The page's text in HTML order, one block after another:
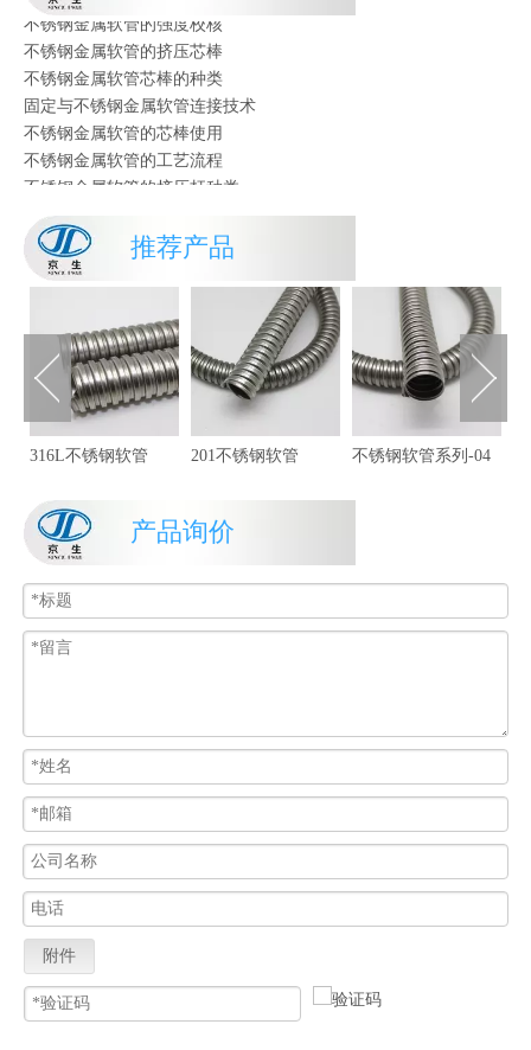
不锈钢金属软管的强度校核
不锈钢金属软管的挤压芯棒
不锈钢金属软管芯棒的种类
固定与不锈钢金属软管连接技术
不锈钢金属软管的芯棒使用
不锈钢金属软管的工艺流程
不锈钢金属软管的挤压杆种类
不锈钢金属软管的工况条件
推荐产品
316L不锈钢软管 201不锈钢软管 不锈钢软管系列-04
产品询价
附件